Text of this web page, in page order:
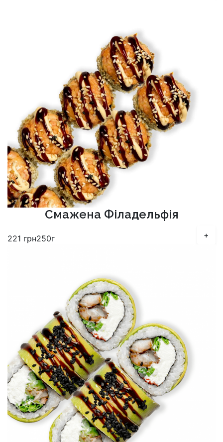
Смажена Філадельфія
221 грн250г +